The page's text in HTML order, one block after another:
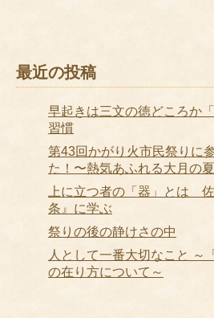
最近の投稿
早起きは三文の徳どころか
習慣
第43回かがり火市民祭りに
た！〜熱気あふれる大月の
上に立つ者の「器」とは
条』に学ぶ
祭りの後の静けさの中
人として一番大切なこと ～
の在り方について～